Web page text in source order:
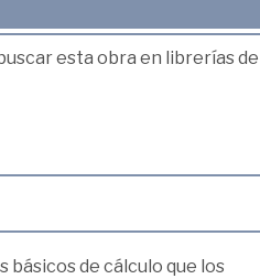
esta obra en librerías de
de cálculo que los